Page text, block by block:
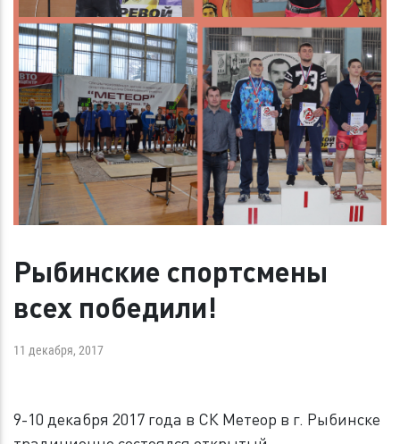
Рыбинские спортсмены
всех победили!
11 декабря, 2017
9-10 декабря 2017 года в СК Метеор в г. Рыбинске